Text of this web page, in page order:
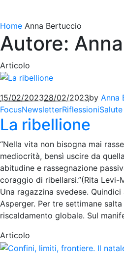
Home Anna Bertuccio
Autore:
Articolo
15/02/202328/02/2023by Anna
FocusNewsletterRiflessioniSalute
La ribellione
“Nella vita non bisogna mai
mediocrità, bensì uscire da
abitudine e rassegnazione
coraggio di ribellarsi.”(Rita
Una ragazzina svedese.
Asperger. Per tre settimane
riscaldamento globale. Sul
Articolo